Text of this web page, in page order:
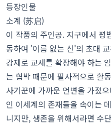
등장인물
소계 (苏启)
이 작품의 주인공. 지구에서 평
동하여 '이름 없는 신'의 초대
강제로 교세를 확장해야 하는
는 협박 때문에 필사적으로 활
사기꾼에 가까운 언변을 가졌
인 이세계의 존재들을 속이는
니지만, 생존을 위해서라면 수